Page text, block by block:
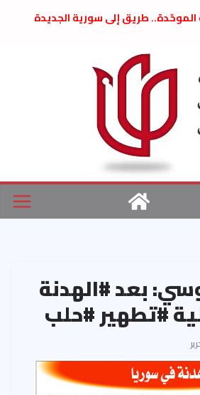
الموحّدة.. طريق إلى سورية الجديدة
السابق لحزب الاتحاد الاشتراكي العربي
عن اجتماع اللجنة المركزية نيسان
الأمريكية الإسرائيلية على نظام الملالي
.. بيان من حزب الشعب الديمقراطي
بعد #الهدنة
#تطهير #حلب